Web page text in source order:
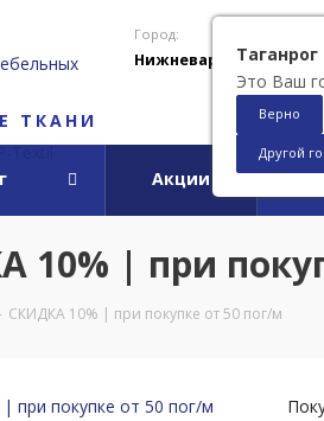
ТКАНИ
Город:
Нижневартовск
Акции
Таганрог
Это Ваш
Верно
Другой
10% | при
СКИДКА 10% | при покупке от 50 пог/м